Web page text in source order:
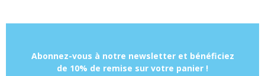
Abonnez-vous à notre newsletter et bénéficiez
de 10% de remise sur votre panier !